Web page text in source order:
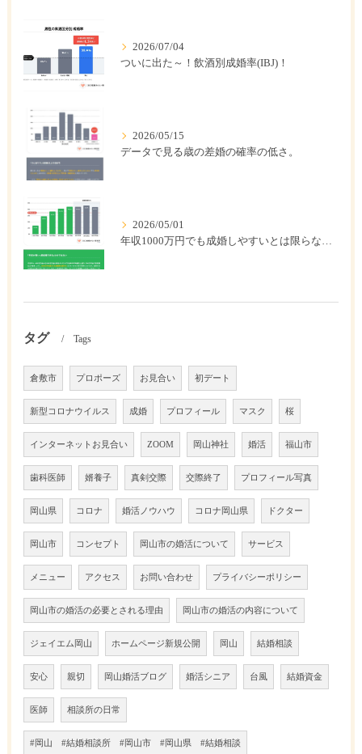
2026/07/04
ついに出た～！飲酒別成婚率(IBJ)！
2026/05/15
データで見る歳の差婚の確率の低さ。
2026/05/01
タグ Tags
倉敷市 プロポーズ お見合い 初デート
新型コロナウイルス 成婚 プロフィール マスク 桜
インターネットお見合い ZOOM 岡山神社 婚活 福山市
歯科医師 婿養子 真剣交際 交際終了 プロフィール写真
岡山県 コロナ 婚活ノウハウ コロナ岡山県 ドクター
岡山市 コンセプト 岡山市の婚活について サービス
メニュー アクセス お問い合わせ プライバシーポリシー
岡山市の婚活の必要とされる理由 岡山市の婚活の内容について
ジェイエム岡山 ホームページ新規公開 岡山 結婚相談
安心 親切 岡山婚活ブログ 婚活シニア 台風 結婚資金
医師 相談所の日常
#岡山 #結婚相談所 #岡山市 #岡山県 #結婚相談